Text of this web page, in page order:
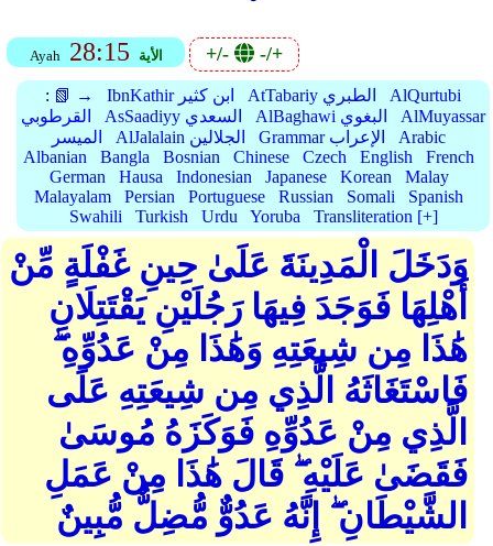
Ayah 28:15 الأية +/- -/+
: 📗 → IbnKathir ابن كثير AtTabariy الطبري
AlQurtubi
القرطوبي
AsSaadiyy السعدي AlBaghawi البغوي
AlMuyassar
الميسر
AlJalalain الجلالين Grammar الإعراب
Arabic
Albanian
Bangla Bosnian Chinese Czech English
French
German
Hausa Indonesian Japanese Korean
Malay
Malayalam
Persian Portuguese Russian Somali
Spanish
Swahili
Turkish Urdu Yoruba Transliteration [+]
وَدَخَلَ الْمَدِينَةَ عَلَىٰ حِينِ غَفْلَةٍ مِّنْ
أَهْلِهَا فَوَجَدَ فِيهَا رَجُلَيْنِ يَقْتَتِلَانِ
هَٰذَا مِن شِيعَتِهِ وَهَٰذَا مِنْ عَدُوِّهِ ۖ
فَاسْتَغَاثَهُ الَّذِي مِن شِيعَتِهِ عَلَى
الَّذِي مِنْ عَدُوِّهِ فَوَكَزَهُ مُوسَىٰ
فَقَضَىٰ عَلَيْهِ ۖ قَالَ هَٰذَا مِنْ عَمَلِ
الشَّيْطَانِ ۖ إِنَّهُ عَدُوٌّ مُّضِلٌّ مُّبِينٌ